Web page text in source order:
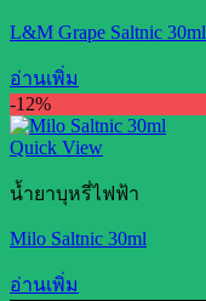
L&M Grape Saltnic 30ml
อ่านเพิ่ม
-12%
Quick View
น้ำยาบุหรี่ไฟฟ้า
Milo Saltnic 30ml
อ่านเพิ่ม